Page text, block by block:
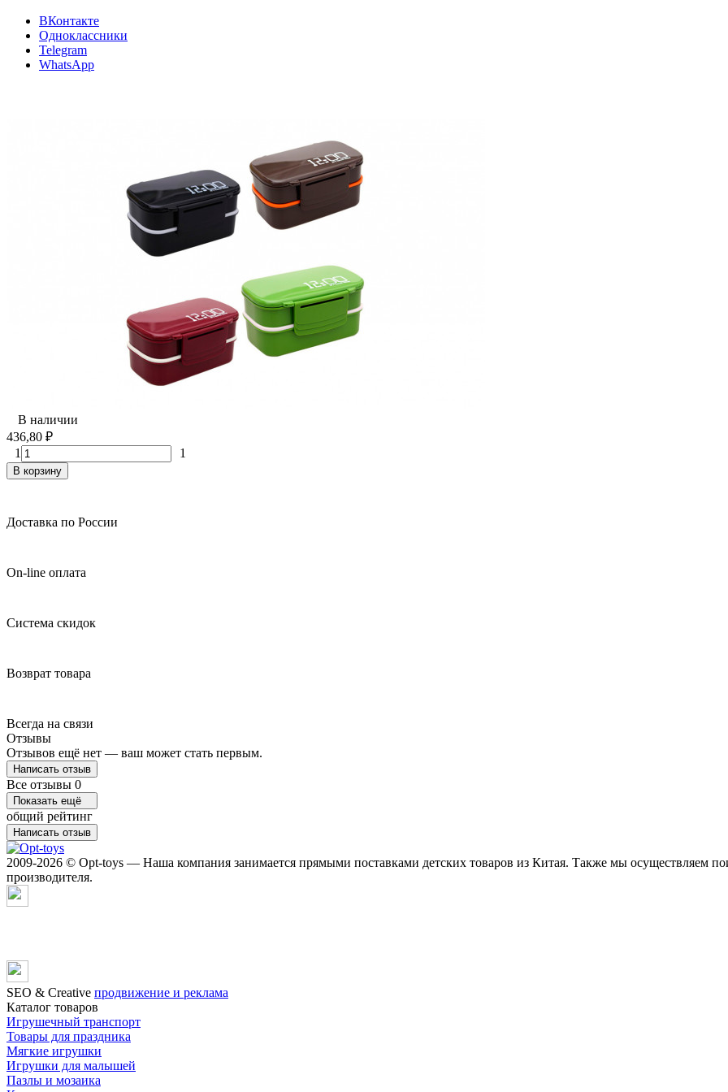
ВКонтакте
Одноклассники
Telegram
WhatsApp
В наличии
436,80 ₽
1
1
В корзину
Доставка по России
On-line оплата
Система скидок
Возврат товара
Всегда на связи
Отзывы
Отзывов ещё нет — ваш может стать первым.
Написать отзыв
Все отзывы 0
Показать ещё
общий рейтинг
Написать отзыв
2009-2026 © Opt-toys — Наша компания занимается прямыми поставками детских товаров из Китая. Также мы осуществляем
производителя.
SЕО & Сreative продвижение и реклама
Каталог товаров
Игрушечный транспорт
Товары для праздника
Мягкие игрушки
Игрушки для малышей
Пазлы и мозаика